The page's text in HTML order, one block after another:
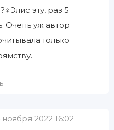
эту, раз 5
Очень уж автор
только
ноября 2022 16:02